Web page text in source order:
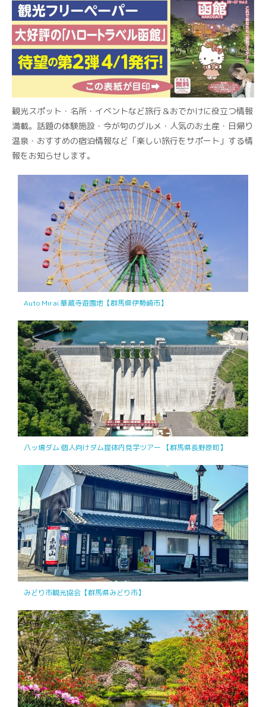
観光スポット・名所・イベントなど旅行＆おでかけに役立つ情報
満載。話題の体験施設・今が旬のグルメ・人気のお土産・日帰り
温泉・おすすめの宿泊情報など「楽しい旅行をサポート」する情
報をお知らせします。
Auto Mirai 華蔵寺遊園地【群馬県伊勢崎市】
八ッ場ダム 個人向けダム提体内見学ツアー 【群馬県長野原町】
みどり市観光協会【群馬県みどり市】